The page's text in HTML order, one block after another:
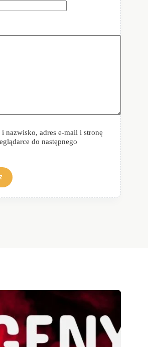
nazwisko, adres e-mail i stronę
do następnego